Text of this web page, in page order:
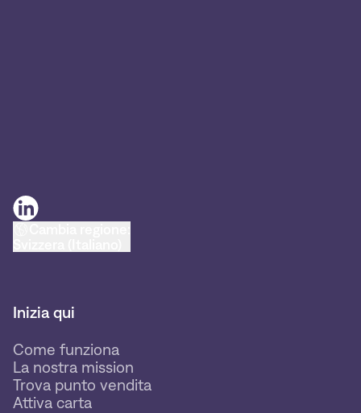
Inizia qui
Come funziona
La nostra mission
Trova punto vendita
Attiva carta